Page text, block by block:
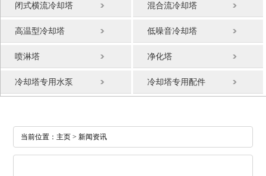
闭式横流冷却塔 混合流冷却塔
高温型冷却塔 低噪音冷却塔
喷淋塔 净化塔
冷却塔专用水泵 冷却塔专用配件
当前位置： 主页 > 新闻资讯